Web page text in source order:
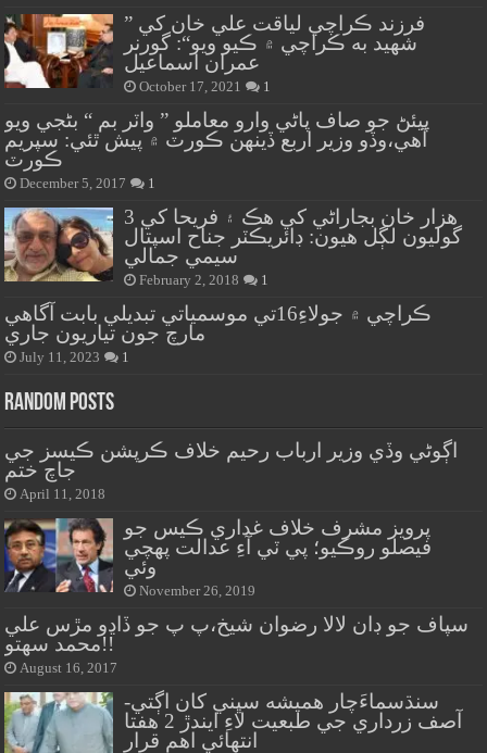
” فرزند ڪراچي لياقت علي خان کي
شهيد به ڪراچي ۾ ڪيو ويو“: گورنر
عمران اسماعيل
October 17, 2021 1
پيئڻ جو صاف پاڻي وارو معاملو ” واٽر بم “ بڻجي ويو
آهي،وڏو وزير اربع ڏينهن ڪورٽ ۾ پيش ٿئي: سپريم
ڪورٽ
December 5, 2017 1
هزار خان بجاراڻي کي هڪ ۽ فريحا کي 3
گوليون لڳل هيون: ڊائريڪٽر جناح اسپتال
سيمي جمالي
February 2, 2018 1
ڪراچي ۾ جولاءِ16تي موسمياتي تبديلي بابت آگاهي
مارچ جون تياريون جاري
July 11, 2023 1
Random Posts
اڳوڻي وڏي وزير ارباب رحيم خلاف ڪرپشن ڪيسز جي
جاچ ختم
April 11, 2018
پرويز مشرف خلاف غداري ڪيس جو
فيصلو روڪيو؛ پي ٽي آءِ عدالت پهچي
وئي
November 26, 2019
سپاف جو ڊان لالا رضوان شيخ،پ پ جو ڏاڍو مڙس علي
محمد سهتو!!
August 16, 2017
سنڌسماءَچار هميشه سڀني کان اڳتي-
آصف زرداري جي طبعيت لاءِ ايندڙ 2 هفتا
انتهائي اهم قرار